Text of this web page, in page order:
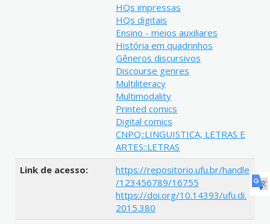
HQs impressas
HQs digitais
Ensino - meios auxiliares
História em quadrinhos
Gêneros discursivos
Discourse genres
Multiliteracy
Multimodality
Printed comics
Digital comics
CNPQ::LINGUISTICA, LETRAS E
ARTES::LETRAS
Link de acesso:
https://repositorio.ufu.br/handle
/123456789/16755
https://doi.org/10.14393/ufu.di.
2015.380